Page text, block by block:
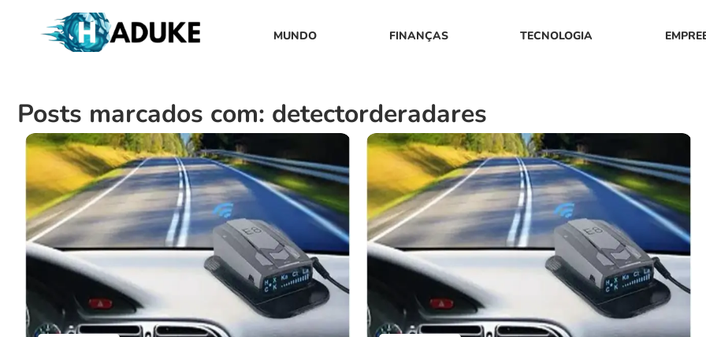
MUNDO FINANÇAS TECNOLOGIA
Posts marcados com: detectorderadares